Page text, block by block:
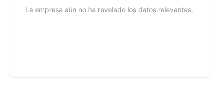
La empresa aún no ha revelado los datos relevantes.